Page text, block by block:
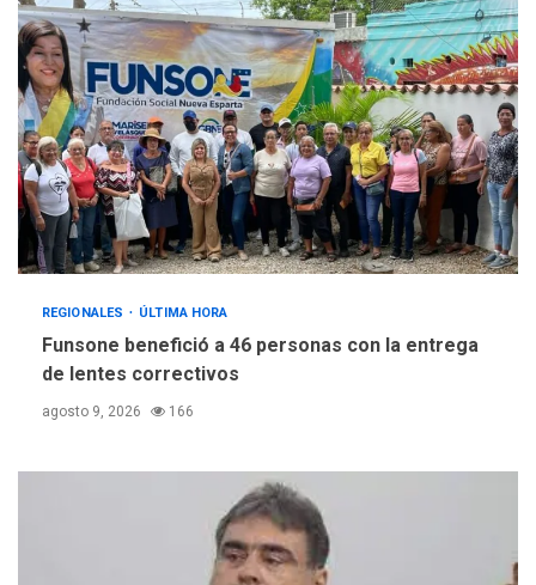
REGIONALES ÚLTIMA HORA
Funsone benefició a 46 personas con la entrega
de lentes correctivos
agosto 9, 2026 166